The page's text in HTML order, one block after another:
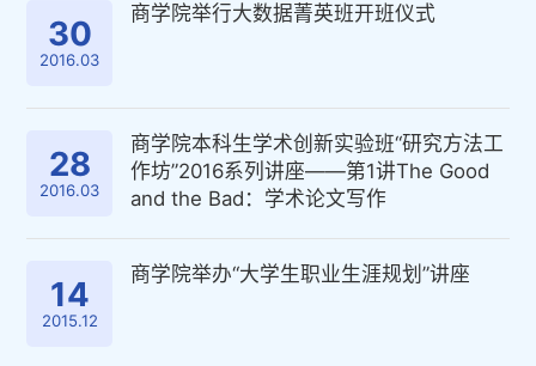
30
2016.03
商学院举行大数据菁英班开班仪式
28
2016.03
商学院本科生学术创新实验班“研究方法工
作坊”2016系列讲座——第1讲The Good
and the Bad：学术论文写作
14
2015.12
商学院举办“大学生职业生涯规划”讲座